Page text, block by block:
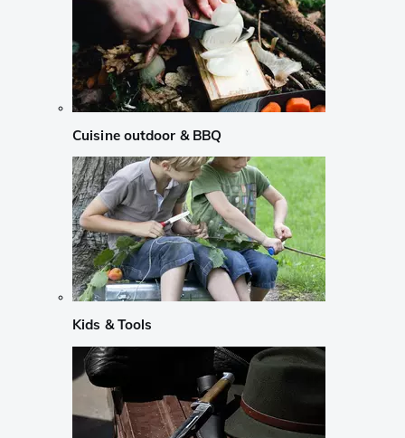
Cuisine outdoor & BBQ
Kids & Tools